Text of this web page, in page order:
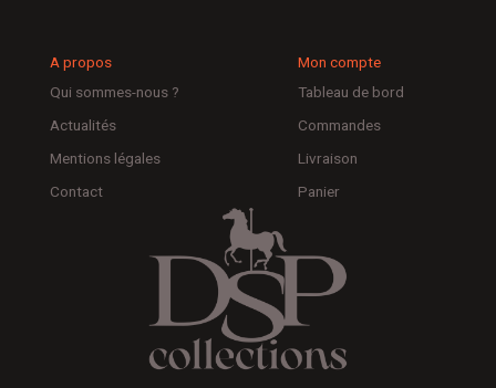
A propos
Qui sommes-nous ?
Actualités
Mentions légales
Contact
Mon compte
Tableau de bord
Commandes
Livraison
Panier